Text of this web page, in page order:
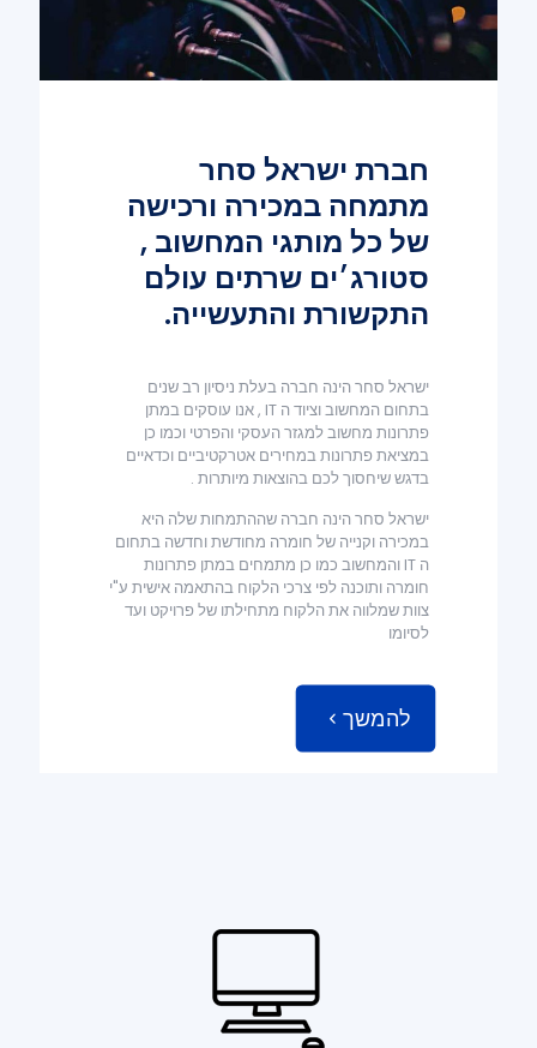
חברת ישראל סחר
מתמחה במכירה ורכישה
של כל מותגי המחשוב ,
סטורג׳ים שרתים עולם
התקשורת והתעשייה.
ישראל סחר הינה חברה בעלת ניסיון רב שנים
בתחום המחשוב וציוד ה IT , אנו עוסקים במתן
פתרונות מחשוב למגזר העסקי והפרטי וכמו כן
במציאת פתרונות במחירים אטרקטיביים וכדאיים
בדגש שיחסוך לכם בהוצאות מיותרות .
ישראל סחר הינה חברה שההתמחות שלה היא
במכירה וקנייה של חומרה מחודשת וחדשה בתחום
ה IT והמחשוב כמו כן מתמחים במתן פתרונות
חומרה ותוכנה לפי צרכי הלקוח בהתאמה אישית ע"י
צוות שמלווה את הלקוח מתחילתו של פרויקט ועד
לסיומו
להמשך